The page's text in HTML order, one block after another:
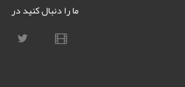
ما را دنبال کنید در